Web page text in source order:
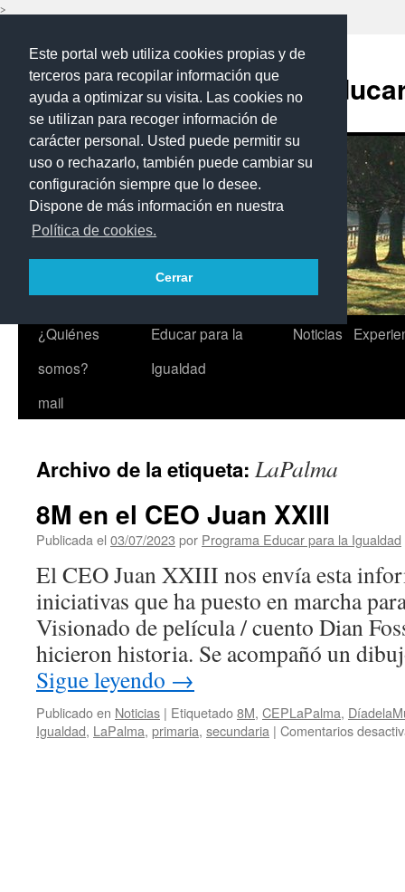
Este portal web utiliza cookies propias y de
terceros para recopilar información que
ayuda a optimizar su visita. Las cookies no
se utilizan para recoger información de
carácter personal. Usted puede permitir su
uso o rechazarlo, también puede cambiar su
configuración siempre que lo desee.
Dispone de más información en nuestra
Política de cookies.
Cerrar
>
contenido
Programa
¿Quiénes
somos?
Educar para la
Igualdad
Noticias
mail
Archivo de la etiqueta: LaPalma
8M en el CEO Juan XXIII
Publicada el 03/07/2023 por Programa Educar para la Igualdad
El CEO Juan XXIII nos envía esta
iniciativas que ha puesto en marcha
Visionado de película / cuento Dian
hicieron historia. Se acompañó un
Sigue leyendo →
Publicado en Noticias | Etiquetado8M, CEPLaPalma,
Igualdad, LaPalma, primaria, secundaria | Comentarios